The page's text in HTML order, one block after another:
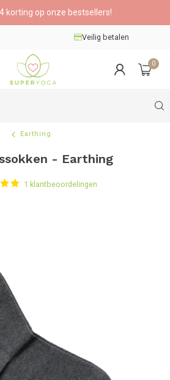
korting op onze bestsellers!
0
Earthing
- Earthing
1 klantbeoordelingen